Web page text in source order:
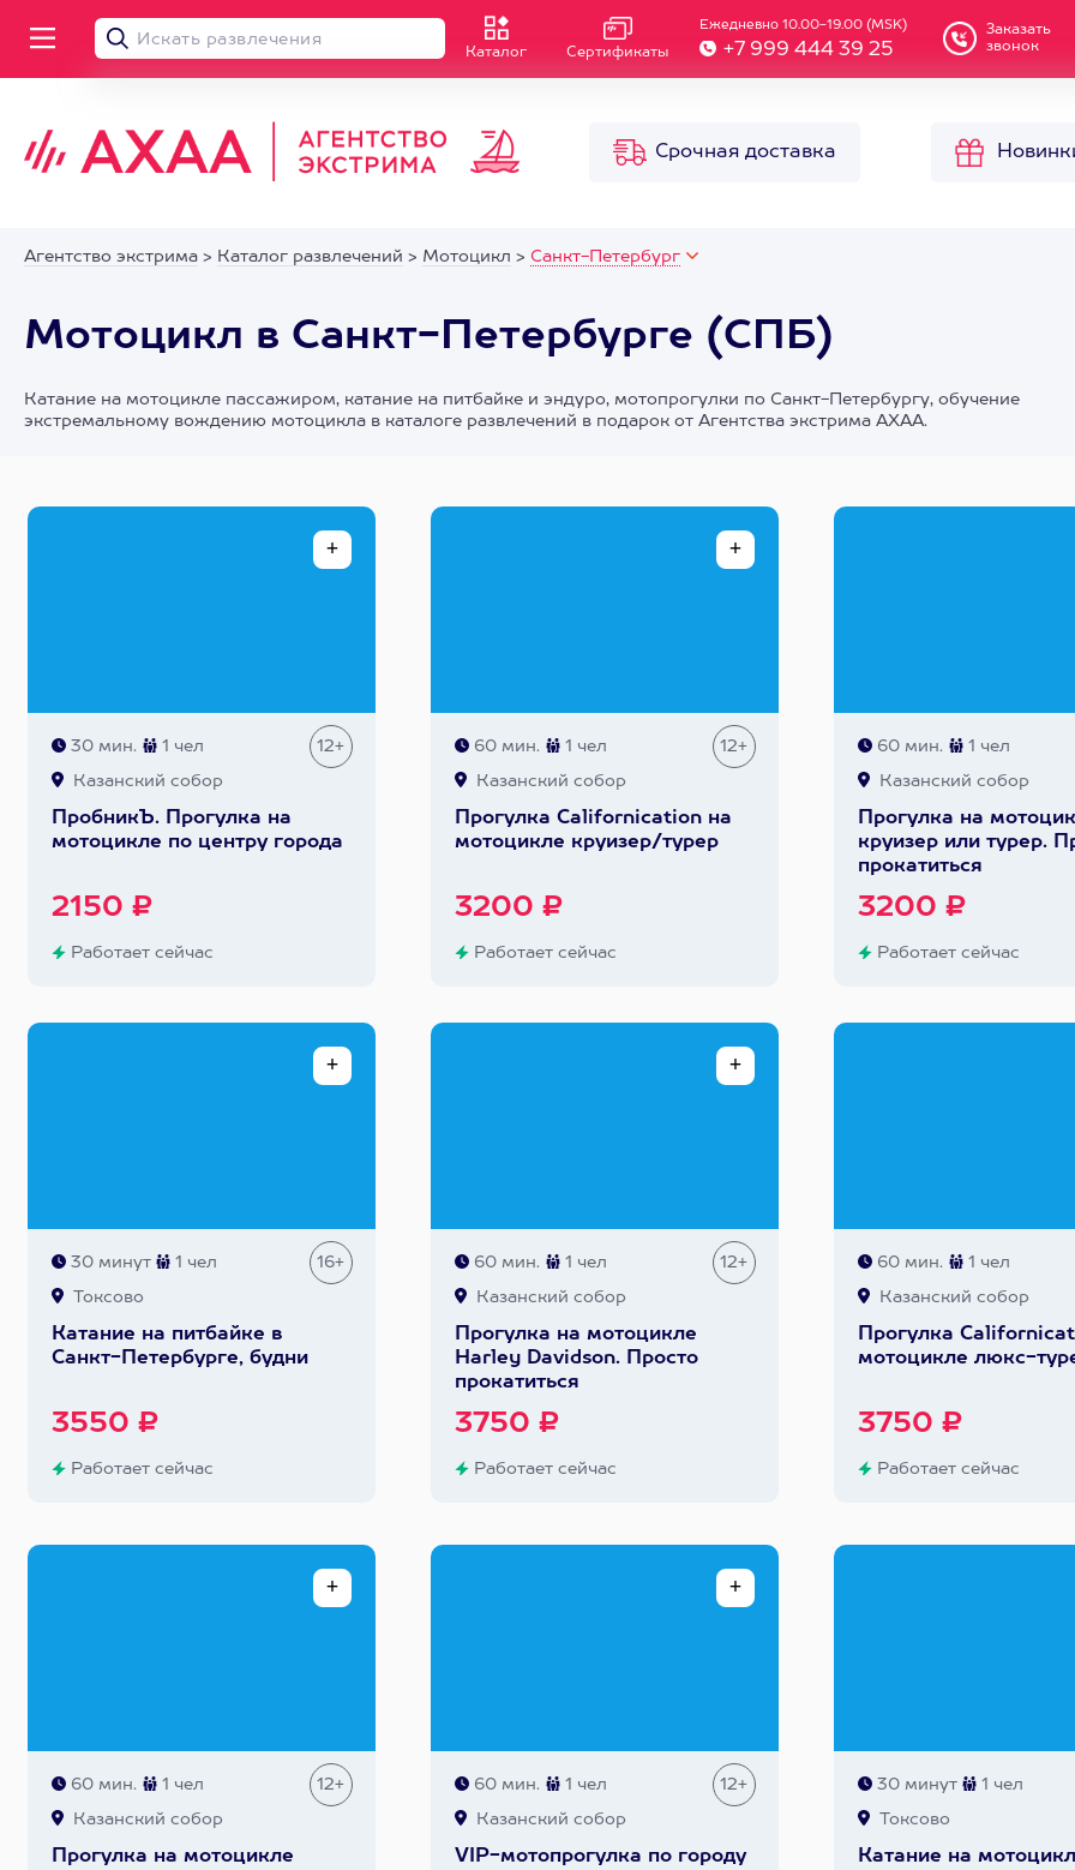
Каталог Сертификаты
Ежедневно 10.00-19.00 (MSK)
+7 999 444 39 25
Заказать
звонок
Срочная доставка
Агентство экстрима > Каталог развлечений > Мотоцикл > Санкт-Петербург
Мотоцикл в Санкт-Петербурге (СПБ)
Катание на мотоцикле пассажиром, катание на питбайке и эндуро, мотопрогулки по Санкт-Петербургу, обучение
экстремальному вождению мотоцикла в каталоге развлечений в подарок от Агентства экстрима АХАА.
30 мин. 1 чел 12+
Казанский собор
ПробникЪ. Прогулка на
мотоцикле по центру города
2150 ₽
Работает сейчас
60 мин. 1 чел 12+
Казанский собор
Прогулка Сalifornication на
мотоцикле круизер/турер
3200 ₽
Работает сейчас
60 мин. 1 чел
Казанский собор
Прогулка на
круизер или турер.
прокатиться
3200 ₽
Работает сейчас
30 минут 1 чел 16+
Токсово
Катание на питбайке в
Санкт-Петербурге, будни
3550 ₽
Работает сейчас
60 мин. 1 чел 12+
Казанский собор
Прогулка на мотоцикле
Harley Davidson. Просто
прокатиться
3750 ₽
Работает сейчас
60 мин. 1 чел
Казанский собор
Прогулка
мотоцикле люкс-
3750 ₽
Работает сейчас
60 мин. 1 чел 12+
Казанский собор
Прогулка на мотоцикле
60 мин. 1 чел 12+
Казанский собор
VIP-мотопрогулка по городу
30 минут 1 чел
Токсово
Катание на